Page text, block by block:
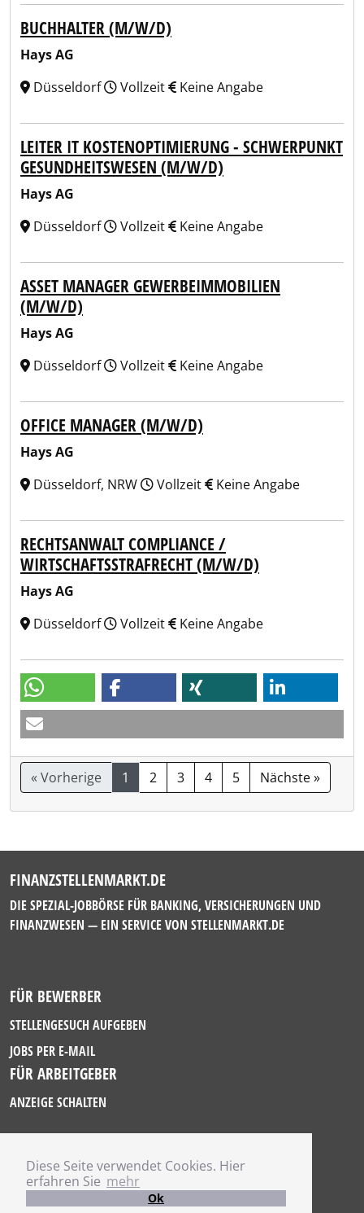
Diese Seite verwendet Cookies. Hier
erfahren Sie mehr
Ok
BUCHHALTER (M/W/D)
Hays AG
Düsseldorf
Vollzeit Keine Angabe
LEITER IT KOSTENOPTIMIERUNG - SCHWERPUNKT
GESUNDHEITSWESEN (M/W/D)
Hays AG
Düsseldorf
Vollzeit Keine Angabe
ASSET MANAGER GEWERBEIMMOBILIEN
(M/W/D)
Hays AG
Düsseldorf
Vollzeit Keine Angabe
OFFICE MANAGER (M/W/D)
Hays AG
Düsseldorf, NRW
Vollzeit Keine Angabe
RECHTSANWALT COMPLIANCE /
WIRTSCHAFTSSTRAFRECHT (M/W/D)
Hays AG
Düsseldorf
Vollzeit Keine Angabe
« Vorherige 1 2 3 4 5 Nächste »
FINANZSTELLENMARKT.DE
DIE SPEZIAL-JOBBÖRSE FÜR BANKING, VERSICHERUNGEN UND
FINANZWESEN — EIN SERVICE VON STELLENMARKT.DE
FÜR BEWERBER
STELLENGESUCH AUFGEBEN
JOBS PER E-MAIL
FÜR ARBEITGEBER
ANZEIGE SCHALTEN
IMPRESSUM
DATENSCHUTZ